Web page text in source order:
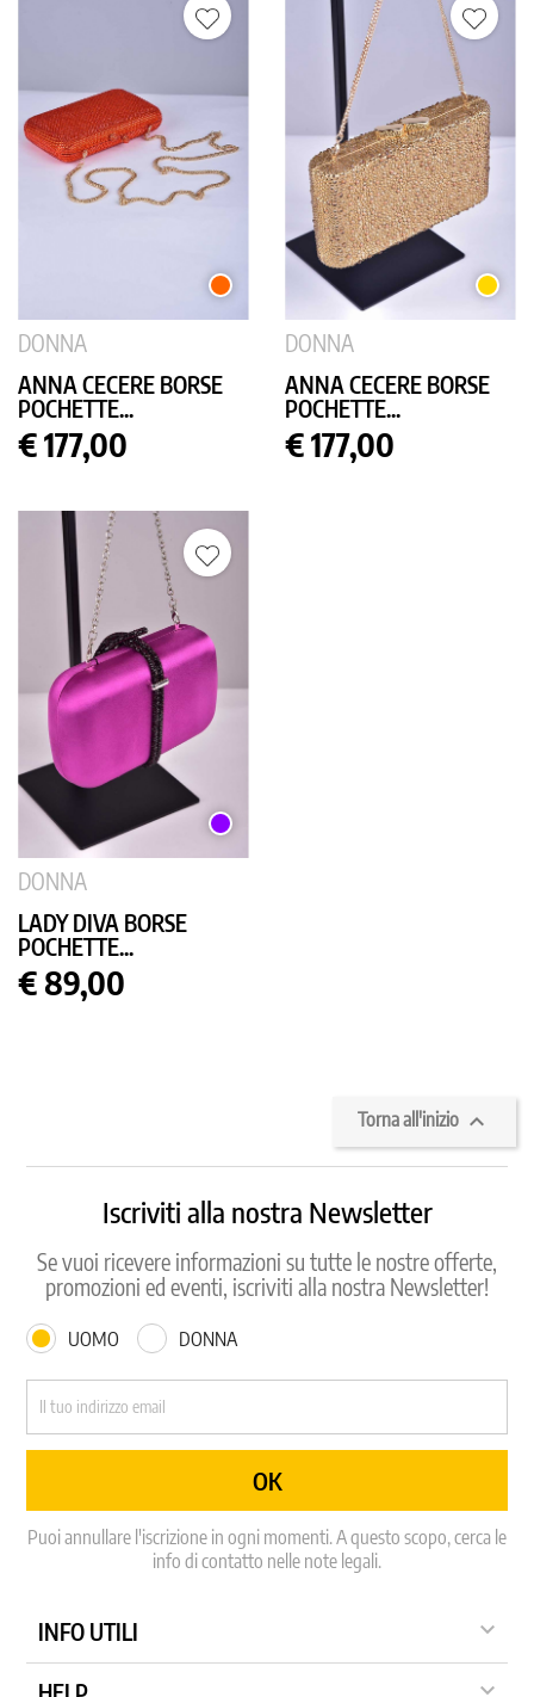
ARANCIO
DONNA
ANNA CECERE BORSE
POCHETTE...
Prezzo
€ 177,00
ORO
DONNA
ANNA CECERE BORSE
POCHETTE...
Prezzo
€ 177,00
VIOLA
DONNA
LADY DIVA BORSE
POCHETTE...
Prezzo
€ 89,00
Torna all'inizio 
Iscriviti alla nostra Newsletter
Se vuoi ricevere informazioni su tutte le nostre offerte,
promozioni ed eventi, iscriviti alla nostra Newsletter!
UOMO DONNA
Puoi annullare l'iscrizione in ogni momenti. A questo scopo, cerca le
info di contatto nelle note legali.
INFO UTILI 
